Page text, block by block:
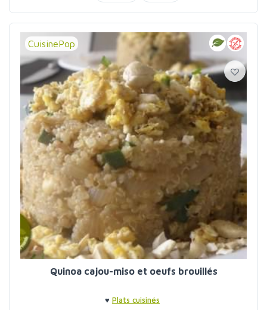
CuisinePop
Quinoa cajou-miso et oeufs brouillés
♥ Plats cuisinés